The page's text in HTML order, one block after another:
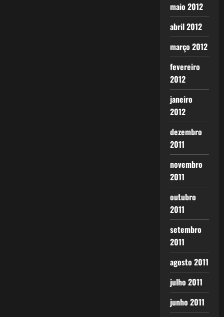
maio 2012
abril 2012
março 2012
fevereiro
2012
janeiro
2012
dezembro
2011
novembro
2011
outubro
2011
setembro
2011
agosto 2011
julho 2011
junho 2011